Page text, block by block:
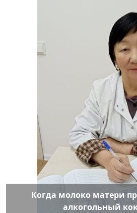
Когда молоко матери
алкогольный